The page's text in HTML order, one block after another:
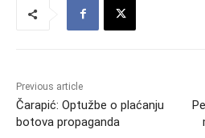
Previous article
Čarapić: Optužbe o plaćanju
botova propaganda